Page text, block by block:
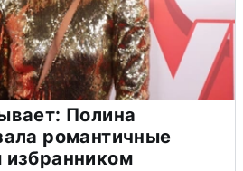
Полина
романтичные